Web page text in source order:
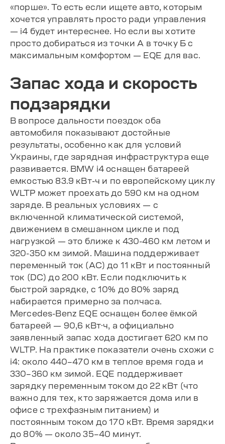
«порше». То есть если ищете авто, которым
хочется управлять просто ради управления
— i4 будет интереснее. Но если вы хотите
просто добираться из точки А в точку Б с
максимальным комфортом — EQE для вас.
Запас хода и скорость
подзарядки
В вопросе дальности поездок оба
автомобиля показывают достойные
результаты, особенно как для условий
Украины, где зарядная инфраструктура еще
развивается. BMW i4 оснащен батареей
емкостью 83.9 кВт-ч и по европейскому циклу
WLTP может проехать до 590 км на одном
заряде. В реальных условиях — с
включенной климатической системой,
движением в смешанном цикле и под
нагрузкой — это ближе к 430-460 км летом и
320-350 км зимой. Машина поддерживает
переменный ток (AC) до 11 кВт и постоянный
ток (DC) до 200 кВт. Если подключить к
быстрой зарядке, с 10% до 80% заряд
набирается примерно за полчаса.
Mercedes-Benz EQE оснащен более ёмкой
батареей — 90,6 кВт·ч, а официально
заявленный запас хода достигает 620 км по
WLTP. На практике показатели очень схожи с
i4: около 440–470 км в теплое время года и
330–360 км зимой. EQE поддерживает
зарядку переменным током до 22 кВт (что
важно для тех, кто заряжается дома или в
офисе с трехфазным питанием) и
постоянным током до 170 кВт. Время зарядки
до 80% — около 35–40 минут.